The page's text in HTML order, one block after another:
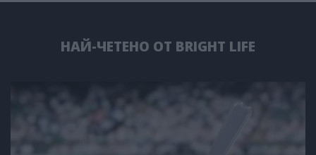
НАЙ-ЧЕТЕНО ОТ BRIGHT LIFE